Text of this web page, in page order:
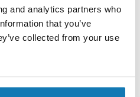
and analytics partners who
that you’ve
collected from your use